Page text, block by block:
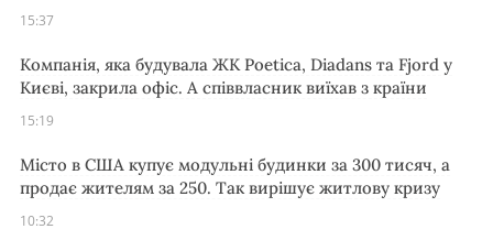
15:37
Компанія, яка будувала ЖК Poetica, Diadans та Fjord у
Києві, закрила офіс. А співвласник виїхав з країни
15:19
Місто в США купує модульні будинки за 300 тисяч, а
продає жителям за 250. Так вирішує житлову кризу
10:32